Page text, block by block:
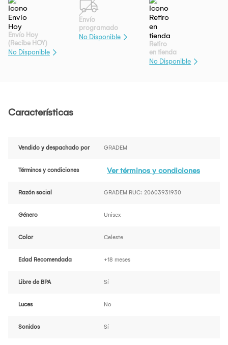
Envío Hoy
(Recibe HOY)
No Disponible
Envío
programado
No Disponible
Retiro
en tienda
No Disponible
Características
Vendido y despachado por GRADEM
Términos y condiciones Ver términos y condiciones
Razón social GRADEM RUC: 20603931930
Género Unisex
Color Celeste
Edad Recomendada +18 meses
Libre de BPA Sí
Luces No
Sonidos Sí